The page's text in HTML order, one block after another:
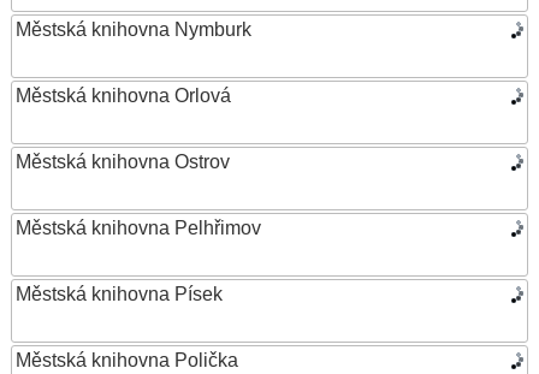
Městská knihovna Nymburk
Městská knihovna Orlová
Městská knihovna Ostrov
Městská knihovna Pelhřimov
Městská knihovna Písek
Městská knihovna Polička